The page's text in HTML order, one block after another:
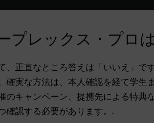
プレックス・プロ
、正直なところ答えは「いいえ」
確実な方法は、本人確認を経て学
のキャンペーン、提携先による特
確認する必要があります。.